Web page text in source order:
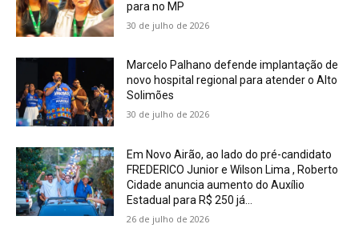
para no MP
30 de julho de 2026
Marcelo Palhano defende implantação de
novo hospital regional para atender o Alto
Solimões
30 de julho de 2026
Em Novo Airão, ao lado do pré-candidato
FREDERICO Junior e Wilson Lima , Roberto
Cidade anuncia aumento do Auxílio
Estadual para R$ 250 já...
26 de julho de 2026